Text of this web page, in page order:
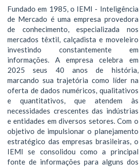
Fundado em 1985, o IEMI - Inteligência
de Mercado é uma empresa provedora
de conhecimento, especializada nos
mercados têxtil, calçadista e moveleiro
investindo constantemente em
informações. A empresa celebra em
2025 seus 40 anos de história,
marcando sua trajetória como líder na
oferta de dados numéricos, qualitativos
e quantitativos, que atendem às
necessidades crescentes das indústrias
e entidades em diversos setores. Com o
objetivo de impulsionar o planejamento
estratégico das empresas brasileiras, o
IEMI se consolidou como a principal
fonte de informações para alguns dos